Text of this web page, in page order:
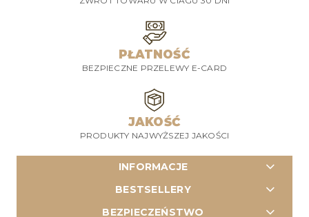
PŁATNOŚĆ
BEZPIECZNE PRZELEWY E-CARD
JAKOŚĆ
PRODUKTY NAJWYŻSZEJ JAKOŚCI
INFORMACJE
BESTSELLERY
BEZPIECZEŃSTWO